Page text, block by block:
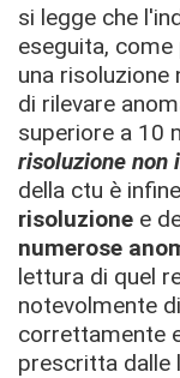
si legge che
eseguita,
una risoluzione
di rilevare
superiore a 10
risoluzione non
della ctu è
risoluzione e
numerose
lettura di quel
notevolmente
correttamente
prescritta dalle